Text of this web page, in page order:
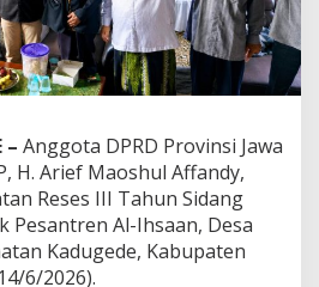
– Anggota DPRD Provinsi Jawa
H. Arief Maoshul Affandy,
Reses III Tahun Sidang
Pesantren Al-Ihsaan, Desa
Kadugede, Kabupaten
6/2026).